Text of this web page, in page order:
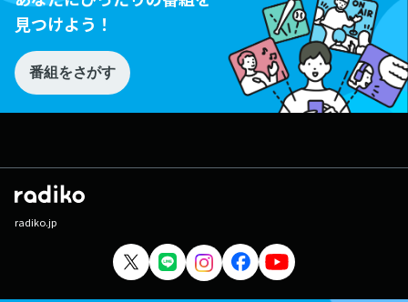
見つけよう！
番組をさがす
radiko.jp